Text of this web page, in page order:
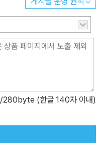
/280byte (한글 140자 이내)